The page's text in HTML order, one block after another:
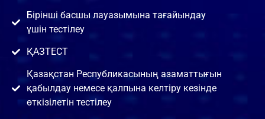
Бірінші басшы лауазымына тағайындау
үшін тестілеу
ҚАЗТЕСТ
Қазақстан Республикасының азаматтығын
қабылдау немесе қалпына келтіру кезінде
өткізілетін тестілеу